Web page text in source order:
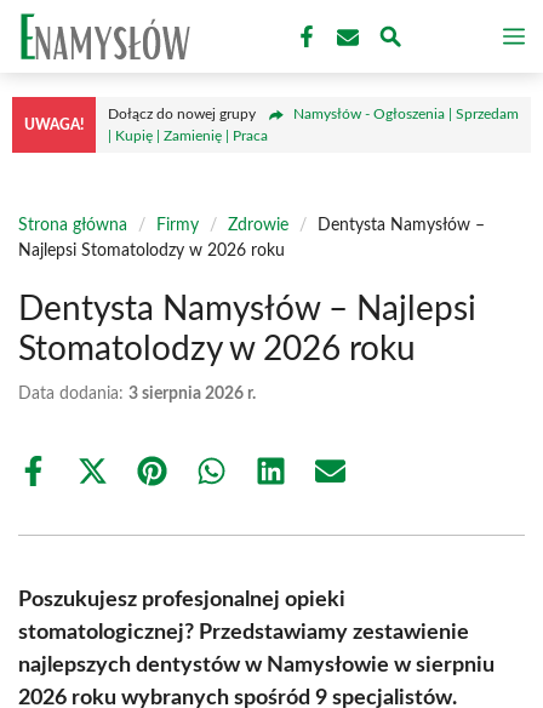
Przejdź
treści
UWAGA!
Dołącz do nowej grupy
Namysłów - Ogłoszenia | Sprzedam
| Kupię | Zamienię | Praca
Strona główna / Firmy / Zdrowie /
Dentysta Namysłów –
Najlepsi Stomatolodzy w 2026 roku
Dentysta Namysłów – Najlepsi
Stomatolodzy w 2026 roku
Data dodania: 3 sierpnia 2026 r.
Share
Share
(Twitter)
Share Share Share Share
Poszukujesz profesjonalnej opieki
stomatologicznej? Przedstawiamy zestawienie
najlepszych dentystów w Namysłowie w sierpniu
2026 roku wybranych spośród 9 specjalistów.